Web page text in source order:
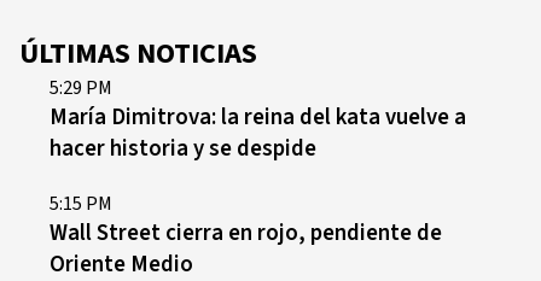
ÚLTIMAS NOTICIAS
5:29 PM
María Dimitrova: la reina del kata vuelve a
hacer historia y se despide
5:15 PM
Wall Street cierra en rojo, pendiente de
Oriente Medio